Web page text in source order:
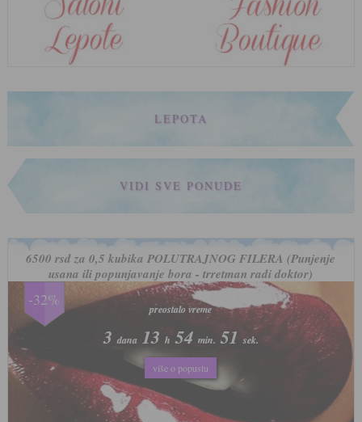
LEPOTA
VIDI SVE PONUDE
6500 rsd za 0,5 kubika POLUTRAJNOG FILERA (Punjenje
usana ili popunjavanje bora - trretman radi doktor)
-32%
preostalo vreme
3dana 13 h 54 min. 48 sek.
više o popustu
preostalo vreme
3dana 13 h 54 min. 48 sek.
više o popustu